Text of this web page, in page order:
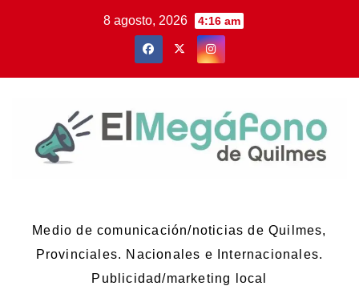
8 agosto, 2026 4:16 am
Medio de comunicación/noticias de Quilmes,
Provinciales. Nacionales e Internacionales.
Publicidad/marketing local